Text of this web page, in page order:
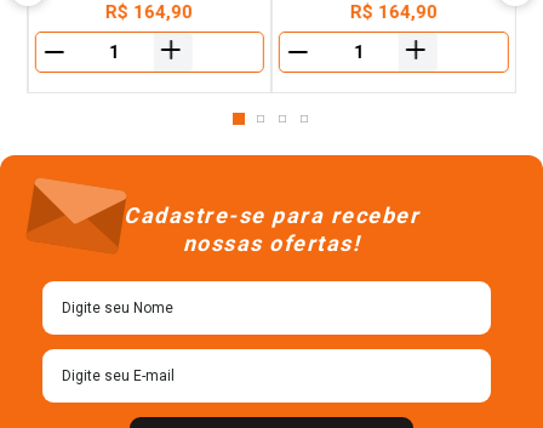
R$ 164,90
＋
R$ 164,90
＋
Cadastre-se para receber
nossas ofertas!